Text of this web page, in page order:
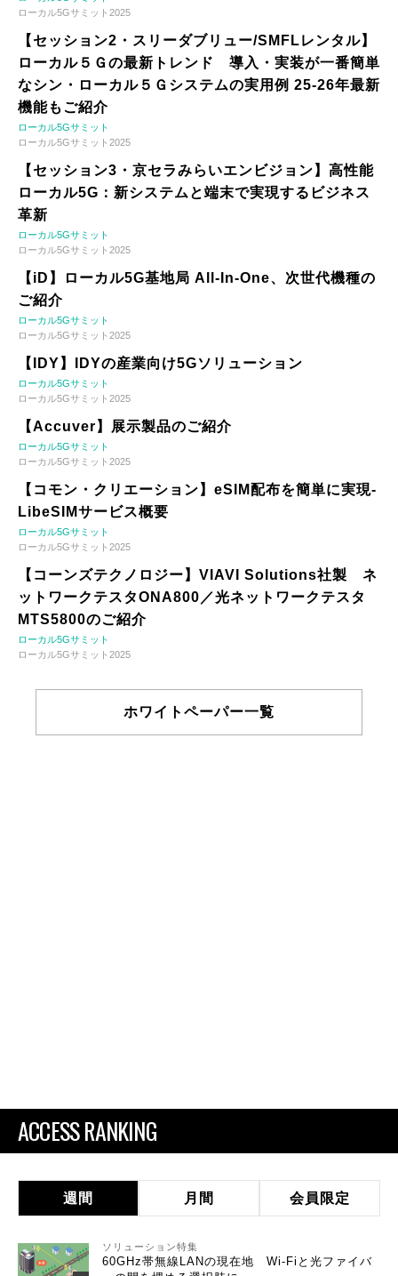
ローカル5Gサミット2025
【セッション2・スリーダブリュー/SMFLレンタル】
ローカル５Ｇの最新トレンド 導入・実装が一番簡単
なシン・ローカル５Ｇシステムの実用例 25-26年最新
機能もご紹介
ローカル5Gサミット
ローカル5Gサミット2025
【セッション3・京セラみらいエンビジョン】高性能
ローカル5G：新システムと端末で実現するビジネス
革新
ローカル5Gサミット
ローカル5Gサミット2025
【iD】ローカル5G基地局 All-In-One、次世代機種の
ご紹介
ローカル5Gサミット
ローカル5Gサミット2025
【IDY】IDYの産業向け5Gソリューション
ローカル5Gサミット
ローカル5Gサミット2025
【Accuver】展示製品のご紹介
ローカル5Gサミット
ローカル5Gサミット2025
【コモン・クリエーション】eSIM配布を簡単に実現-
LibeSIMサービス概要
ローカル5Gサミット
ローカル5Gサミット2025
【コーンズテクノロジー】VIAVI Solutions社製 ネ
ットワークテスタONA800／光ネットワークテスタ
MTS5800のご紹介
ローカル5Gサミット
ローカル5Gサミット2025
ホワイトペーパー一覧
ACCESS RANKING
週間 月間 会員限定
ソリューション特集
60GHz帯無線LANの現在地 Wi-Fiと光ファイバ